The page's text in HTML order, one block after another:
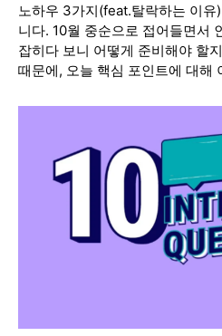
노하우 3가지(feat.탈락하는 이
니다. 10월 중순으로 접어들면서
잡히다 보니 어떻게 준비해야 할
때문에, 오늘 핵심 포인트에 대해